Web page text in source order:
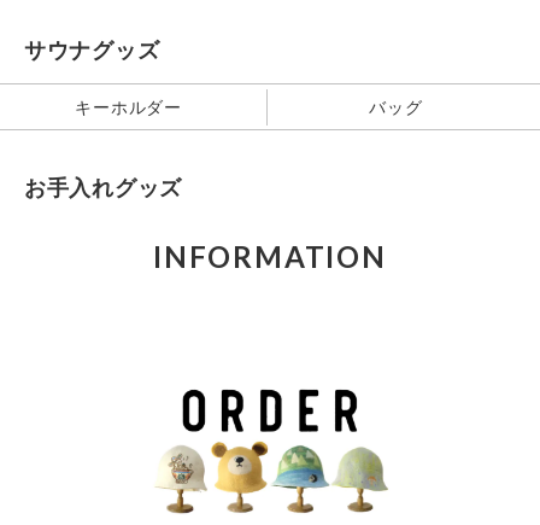
サウナグッズ
キーホルダー バッグ
お手入れグッズ
INFORMATION